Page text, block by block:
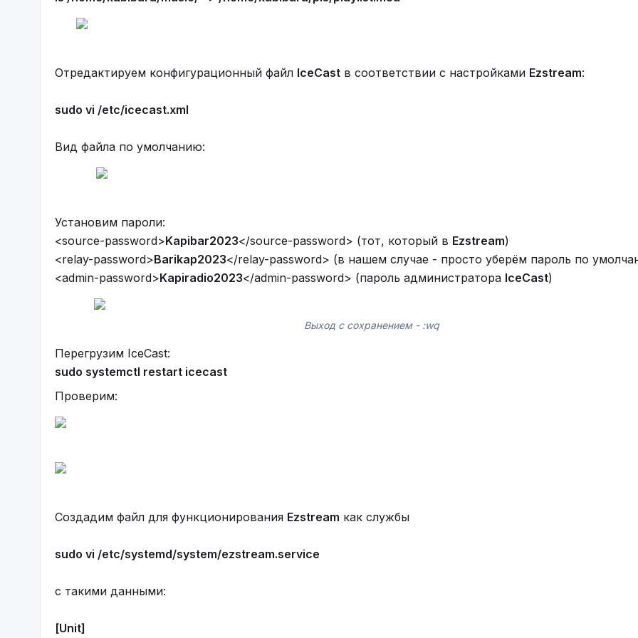
Отредактируем конфигурационный файл IceCast в соответствии с настройками Ezstream:
sudo vi /etc/icecast.xml
Вид файла по умолчанию:
Установим пароли:
<source-password>Kapibar2023</source-password> (тот, который в Ezstream)
<relay-password>Barikap2023</relay-password> (в нашем случае - просто уберём пароль по
<admin-password>Kapiradio2023</admin-password> (пароль администратора IceCast)
Выход с сохранением - :wq
Перегрузим IceCast:
sudo systemctl restart icecast
Проверим:
Создадим файл для функционирования Ezstream как службы
sudo vi /etc/systemd/system/ezstream.service
с такими данными:
[Unit]